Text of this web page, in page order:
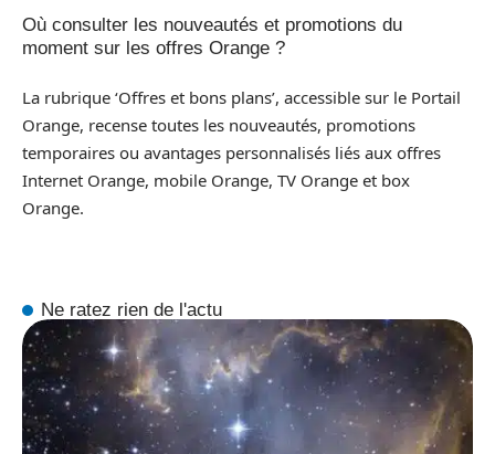
Où consulter les nouveautés et promotions du
moment sur les offres Orange ?
La rubrique ‘Offres et bons plans’, accessible sur le Portail
Orange, recense toutes les nouveautés, promotions
temporaires ou avantages personnalisés liés aux offres
Internet Orange, mobile Orange, TV Orange et box
Orange.
Ne ratez rien de l'actu